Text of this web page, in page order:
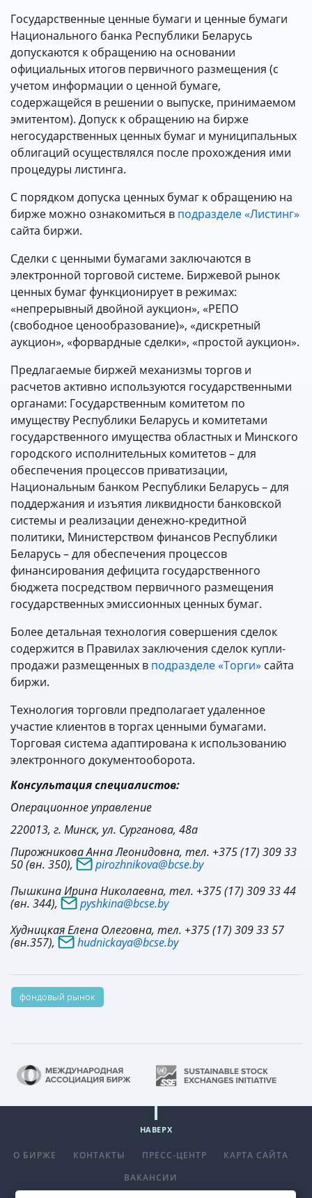
Государственные ценные бумаги и ценные бумаги
Национального банка Республики Беларусь
допускаются к обращению на основании
официальных итогов первичного размещения (с
учетом информации о ценной бумаге,
содержащейся в решении о выпуске, принимаемом
эмитентом). Допуск к обращению на бирже
негосударственных ценных бумаг и муниципальных
облигаций осуществлялся после прохождения ими
процедуры листинга.
С порядком допуска ценных бумаг к обращению на
бирже можно ознакомиться в подразделе «Листинг»
сайта биржи.
Сделки с ценными бумагами заключаются в
электронной торговой системе. Биржевой рынок
ценных бумаг функционирует в режимах:
«непрерывный двойной аукцион», «РЕПО
(свободное ценообразование)», «дискретный
аукцион», «форвардные сделки», «простой аукцион».
Предлагаемые биржей механизмы торгов и
расчетов активно используются государственными
органами: Государственным комитетом по
имуществу Республики Беларусь и комитетами
государственного имущества областных и Минского
городского исполнительных комитетов – для
обеспечения процессов приватизации,
Национальным банком Республики Беларусь – для
поддержания и изъятия ликвидности банковской
системы и реализации денежно-кредитной
политики, Министерством финансов Республики
Беларусь – для обеспечения процессов
финансирования дефицита государственного
бюджета посредством первичного размещения
государственных эмиссионных ценных бумаг.
Более детальная технология совершения сделок
содержится в Правилах заключения сделок купли-
продажи размещенных в подразделе «Торги» сайта
биржи.
Технология торговли предполагает удаленное
участие клиентов в торгах ценными бумагами.
Торговая система адаптирована к использованию
электронного документооборота.
Консультация специалистов:
Операционное управление
220013, г. Минск, ул. Сурганова, 48а
Пирожникова Анна Леонидовна, тел. +375 (17) 309 33
50 (вн. 350),
pirozhnikova@bcse.by
Пышкина Ирина Николаевна, тел. +375 (17) 309 33 44
(вн. 344),
pyshkina@bcse.by
Худницкая Елена Олеговна, тел. +375 (17) 309 33 57
(вн.357),
hudnickaya@bcse.by
фондовый рынок
О БИРЖЕ КОНТАКТЫ ПРЕСС-ЦЕНТР
КАРТА САЙТА
ВАКАНСИИ
НАВЕРХ